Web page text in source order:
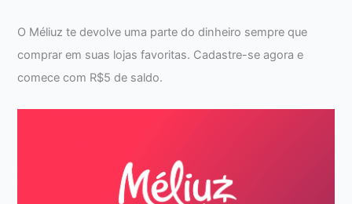
O Méliuz te devolve uma parte do dinheiro sempre que
comprar em suas lojas favoritas. Cadastre-se agora e
comece com R$5 de saldo.